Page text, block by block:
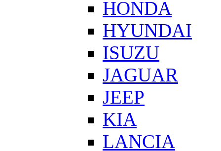
HONDA
HYUNDAI
ISUZU
JAGUAR
JEEP
KIA
LANCIA